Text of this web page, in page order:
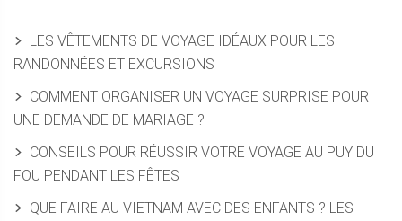
LES VÊTEMENTS DE VOYAGE IDÉAUX POUR LES
RANDONNÉES ET EXCURSIONS
COMMENT ORGANISER UN VOYAGE SURPRISE POUR
UNE DEMANDE DE MARIAGE ?
CONSEILS POUR RÉUSSIR VOTRE VOYAGE AU PUY DU
FOU PENDANT LES FÊTES
QUE FAIRE AU VIETNAM AVEC DES ENFANTS ? LES